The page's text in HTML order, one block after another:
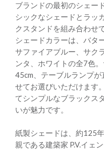
ブランドの最初のシェー
シックなシェードとラッ
クスタンドを組み合わせ
シェードカラーは、バタ
サファイアブルー、サク
ンタ、ホワイトの全7色
45cm、テーブルランプ
せてお選びいただけます
てシンプルなブラックス
いが魅力です。
紙製シェードは、約125
親である建築家 P.V.イェ